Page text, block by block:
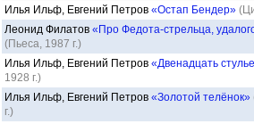
Илья Ильф, Евгений Петров «Остап Бендер»
Леонид Филатов «Про Федота-стрельца,
(Пьеса, 1987 г.)
Илья Ильф, Евгений Петров «Двенадцать
1928 г.)
Илья Ильф, Евгений Петров «Золотой телёнок»
г.)